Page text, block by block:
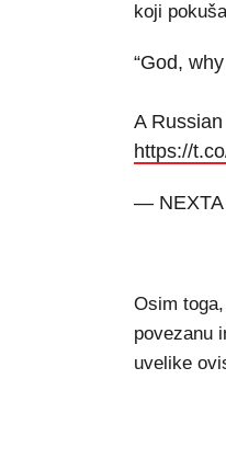
koji
“God,
A
https://
— NEXTA
Osim
povezanu
uvelike